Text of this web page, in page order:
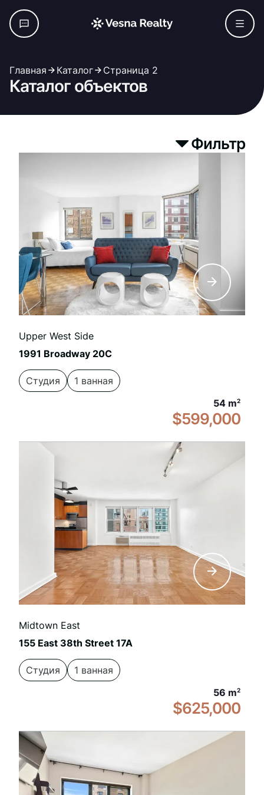
Главная Каталог Страница 2
Каталог объектов
Фильтр
Upper West Side
1991 Broadway 20C
Студия
1 ванная
54 m2
$599,000
Midtown East
155 East 38th Street 17A
Студия
1 ванная
56 m2
$625,000